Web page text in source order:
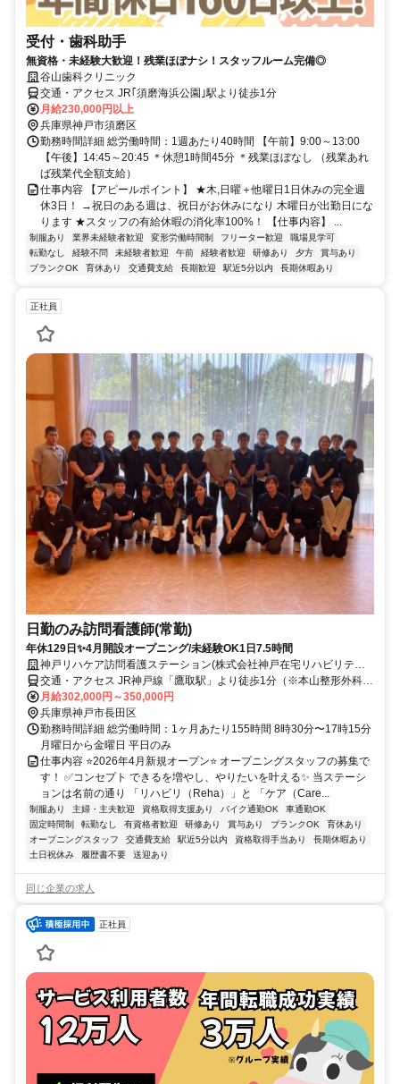
受付・歯科助手
無資格・未経験大歓迎！残業ほぼナシ！スタッフルーム完備◎
谷山歯科クリニック
交通・アクセス JR｢須磨海浜公園｣駅より徒歩1分
月給230,000円以上
兵庫県神戸市須磨区
勤務時間詳細 総労働時間：1週あたり40時間 【午前】9:00～13:00
【午後】14:45～20:45 ＊休憩1時間45分 ＊残業ほぼなし （残業あれ
ば残業代全額支給）
仕事内容 【アピールポイント】 ★木,日曜＋他曜日1日休みの完全週
休3日！ →祝日のある週は、祝日がお休みになり 木曜日が出勤日にな
ります ★スタッフの有給休暇の消化率100%！ 【仕事内容】 ...
制服あり 業界未経験者歓迎 変形労働時間制 フリーター歓迎
職場見学可
転勤なし
経験不問 未経験者歓迎 午前 経験者歓迎 研修あり 夕方
賞与あり
ブランクOK
育休あり 交通費支給 長期歓迎 駅近5分以内 長期休暇あり
正社員
日勤のみ訪問看護師(常勤)
年休129日✨4月開設オープニング/未経験OK1日7.5時間
神戸リハケア訪問看護ステーション(株式会社神戸在宅リハビリテー
ション事業団)
交通・アクセス JR神戸線「鷹取駅」より徒歩1分（※本山整形外科
様・すみこ内科様のビル2階）
月給302,000円～350,000円
兵庫県神戸市長田区
勤務時間詳細 総労働時間：1ヶ月あたり155時間 8時30分〜17時15分
月曜日から金曜日 平日のみ
仕事内容 ⭐2026年4月新規オープン⭐ オープニングスタッフの募集で
す！ ✅コンセプト できるを増やし、やりたいを叶える✨ 当ステーシ
ョンは名前の通り 「リハビリ（Reha）」と 「ケア（Care...
制服あり 主婦・主夫歓迎 資格取得支援あり バイク通勤OK
車通勤OK
固定時間制
転勤なし 有資格者歓迎 研修あり 賞与あり ブランクOK
育休あり
オープニングスタッフ
交通費支給 駅近5分以内 資格取得手当あり
長期休暇あり
土日祝休み
履歴書不要 送迎あり
同じ企業の求人
正社員